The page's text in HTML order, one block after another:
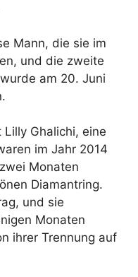
Mann, die sie im
und die zweite
am 20. Juni
Ghalichi, eine
im Jahr 2014
Monaten
Diamantring.
und sie
Monaten
ihrer Trennung auf